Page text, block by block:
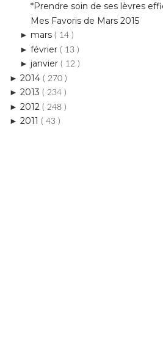
*Prendre soin de ses lèvres
Mes Favoris de Mars 2015
► mars ( 14 )
► février ( 13 )
► janvier ( 12 )
► 2014 ( 270 )
► 2013 ( 234 )
► 2012 ( 248 )
► 2011 ( 43 )